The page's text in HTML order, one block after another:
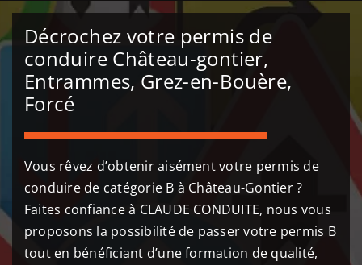
Décrochez votre permis de
conduire Château-gontier,
Entrammes, Grez-en-Bouère,
Forcé
Vous rêvez d’obtenir aisément votre permis de
conduire de catégorie B à Château-Gontier ?
Faites confiance à CLAUDE CONDUITE, nous vous
proposons la possibilité de passer votre permis B
tout en bénéficiant d’une formation de qualité,